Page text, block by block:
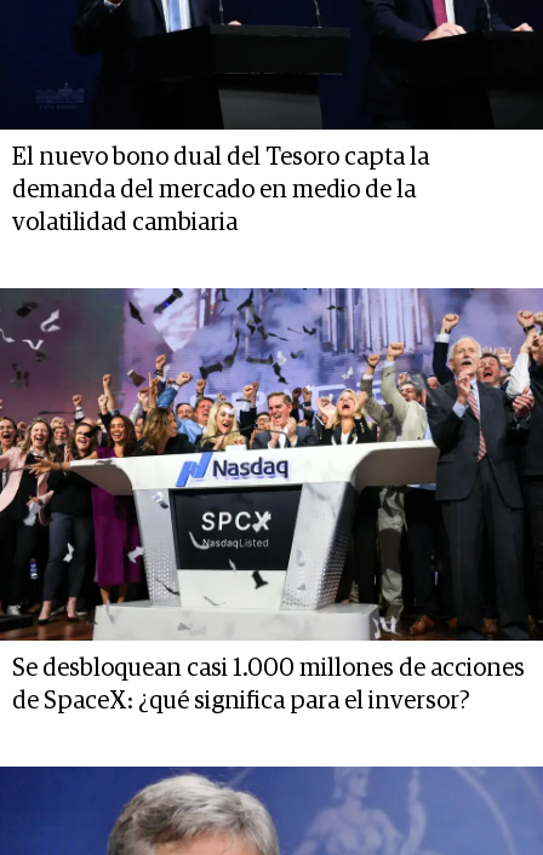
El nuevo bono dual del Tesoro capta la
demanda del mercado en medio de la
volatilidad cambiaria
Se desbloquean casi 1.000 millones de acciones
de SpaceX: ¿qué significa para el inversor?